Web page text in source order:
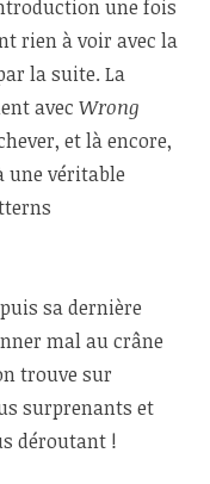
une fois
rien à voir avec la
la suite. La
avecWrong
et là encore,
une véritable
sa dernière
mal au crâne
trouve sur
surprenants et
déroutant !